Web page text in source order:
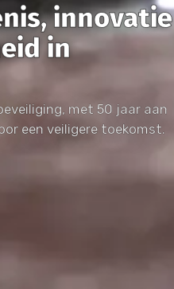
innovatie
in
met 50 jaar aan
een veiligere toekomst.